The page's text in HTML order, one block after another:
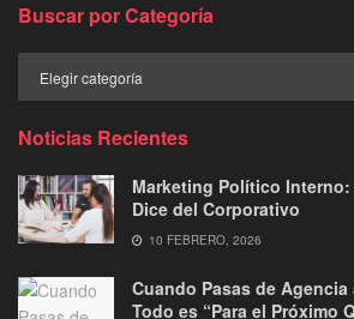
Buscar por Categoría
por
Noticias Recientes
Marketing Político Interno:
Dice del Corporativo
10 FEBRERO, 2026
Cuando Pasas de
Todo es “Para el Próximo